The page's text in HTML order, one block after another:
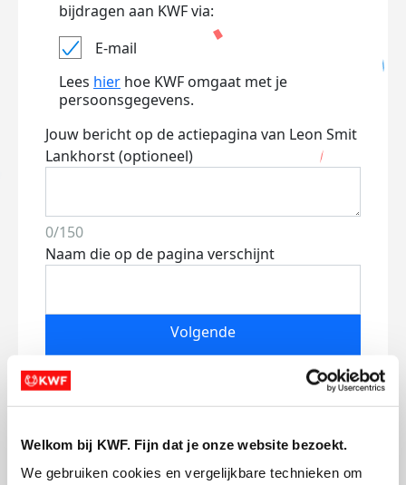
Welkom bij KWF. Fijn dat je onze website bezoekt.
We gebruiken cookies en vergelijkbare technieken om
bijdragen aan KWF via:
E-mail
Lees hier hoe KWF omgaat met je
persoonsgegevens.
Jouw bericht op de actiepagina van Leon Smit
Lankhorst (optioneel)
0/150
Naam die op de pagina verschijnt
Volgende